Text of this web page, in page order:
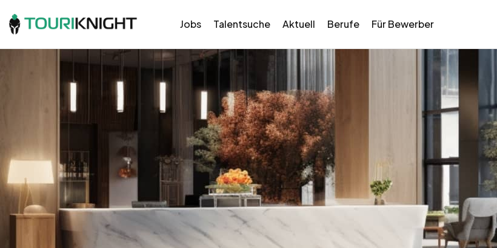
Jobs Talentsuche Aktuell Berufe Für Bewerber